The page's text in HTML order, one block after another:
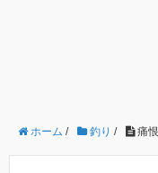
ホーム / 釣り / 痛